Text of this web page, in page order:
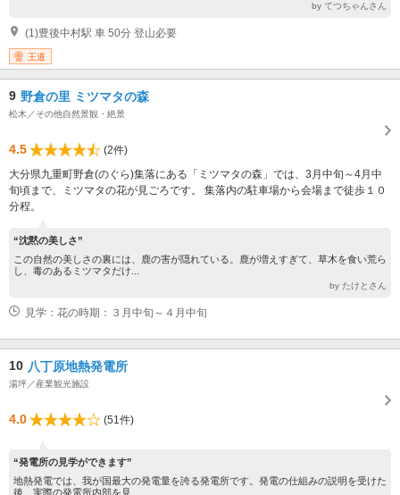
by てつちゃんさん
(1)豊後中村駅 車 50分 登山必要
王道
9 野倉の里 ミツマタの森
松木／その他自然景観・絶景
4.5
(2件)
大分県九重町野倉(のぐら)集落にある「ミツマタの森」では、3月中旬～4月中
旬頃まで、ミツマタの花が見ごろです。 集落内の駐車場から会場まで徒歩１０
分程。
“沈黙の美しさ”
この自然の美しさの裏には、鹿の害が隠れている。鹿が増えすぎて、草木を食い荒ら
し、毒のあるミツマタだけ...
by たけとさん
見学：花の時期：３月中旬～４月中旬
10 八丁原地熱発電所
湯坪／産業観光施設
4.0 (51件)
“発電所の見学ができます”
地熱発電では、我が国最大の発電量を誇る発電所です。発電の仕組みの説明を受けた
後、実際の発電所内部を見...